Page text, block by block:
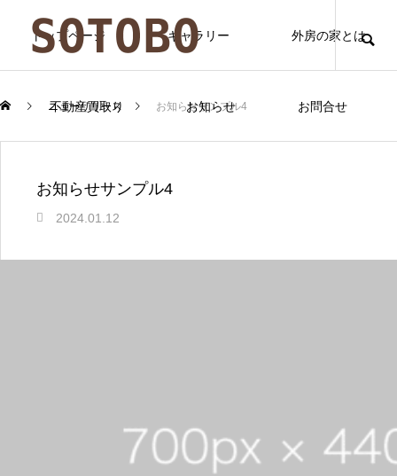
トップページ ギャラリー 外房の家とは
不動産買取り お知らせ お問合せ
ニューリリース お知らせサンプル4
お知らせサンプル4
2024.01.12